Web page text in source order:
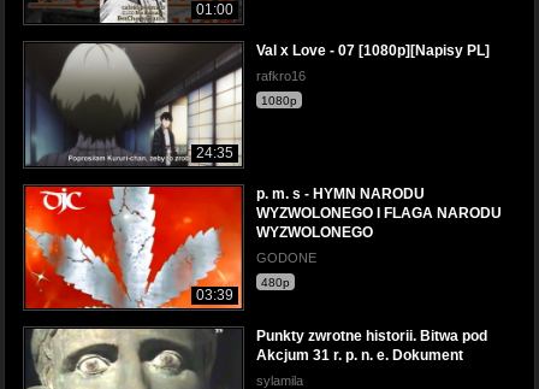
01:00
24:35
Val x Love - 07 [1080p][Napisy PL]
rafkro16
1080p
03:39
p. m. s - HYMN NARODU
WYZWOLONEGO I FLAGA NARODU
WYZWOLONEGO
GODONE
480p
Punkty zwrotne historii. Bitwa pod
Akcjum 31 r. p. n. e. Dokument
sylamila